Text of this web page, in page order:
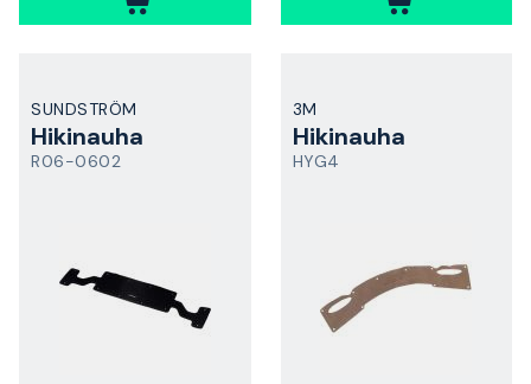
SUNDSTRÖM
Hikinauha
R06-0602
3M
Hikinauha
HYG4